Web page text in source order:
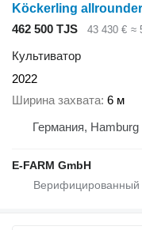
Köckerling
462 500 TJS
43 430 € ≈
Культиватор
2022
Ширина захвата 6 м
Германия, Hamburg
E-FARM GmbH